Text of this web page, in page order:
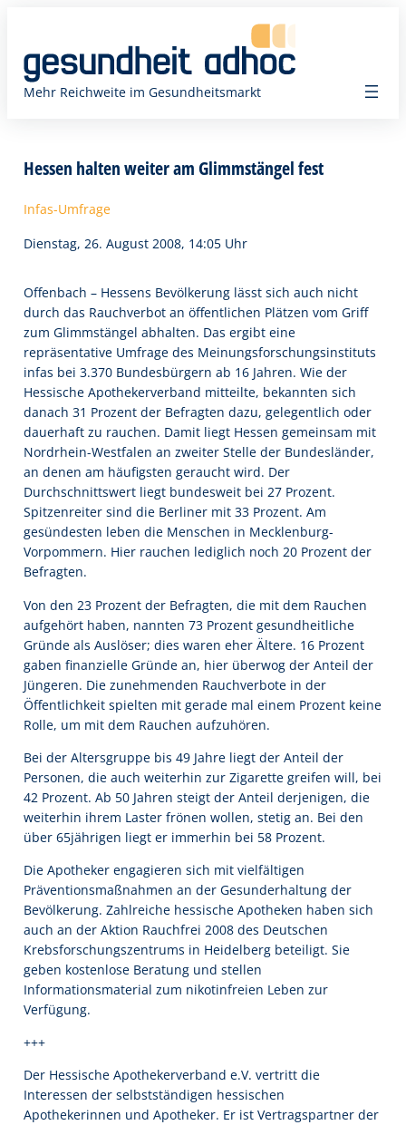
springen
Mehr Reichweite im Gesundheitsmarkt
Hessen halten weiter am Glimmstängel fest
Infas-Umfrage
Dienstag, 26. August 2008, 14:05 Uhr
Offenbach – Hessens Bevölkerung lässt sich auch nicht
durch das Rauchverbot an öffentlichen Plätzen vom Griff
zum Glimmstängel abhalten. Das ergibt eine
repräsentative Umfrage des Meinungsforschungsinstituts
infas bei 3.370 Bundesbürgern ab 16 Jahren. Wie der
Hessische Apothekerverband mitteilte, bekannten sich
danach 31 Prozent der Befragten dazu, gelegentlich oder
dauerhaft zu rauchen. Damit liegt Hessen gemeinsam mit
Nordrhein-Westfalen an zweiter Stelle der Bundesländer,
an denen am häufigsten geraucht wird. Der
Durchschnittswert liegt bundesweit bei 27 Prozent.
Spitzenreiter sind die Berliner mit 33 Prozent. Am
gesündesten leben die Menschen in Mecklenburg-
Vorpommern. Hier rauchen lediglich noch 20 Prozent der
Befragten.
Von den 23 Prozent der Befragten, die mit dem Rauchen
aufgehört haben, nannten 73 Prozent gesundheitliche
Gründe als Auslöser; dies waren eher Ältere. 16 Prozent
gaben finanzielle Gründe an, hier überwog der Anteil der
Jüngeren. Die zunehmenden Rauchverbote in der
Öffentlichkeit spielten mit gerade mal einem Prozent keine
Rolle, um mit dem Rauchen aufzuhören.
Bei der Altersgruppe bis 49 Jahre liegt der Anteil der
Personen, die auch weiterhin zur Zigarette greifen will, bei
42 Prozent. Ab 50 Jahren steigt der Anteil derjenigen, die
weiterhin ihrem Laster frönen wollen, stetig an. Bei den
über 65jährigen liegt er immerhin bei 58 Prozent.
Die Apotheker engagieren sich mit vielfältigen
Präventionsmaßnahmen an der Gesunderhaltung der
Bevölkerung. Zahlreiche hessische Apotheken haben sich
auch an der Aktion Rauchfrei 2008 des Deutschen
Krebsforschungszentrums in Heidelberg beteiligt. Sie
geben kostenlose Beratung und stellen
Informationsmaterial zum nikotinfreien Leben zur
Verfügung.
+++
Der Hessische Apothekerverband e.V. vertritt die
Interessen der selbstständigen hessischen
Apothekerinnen und Apotheker. Er ist Vertragspartner der